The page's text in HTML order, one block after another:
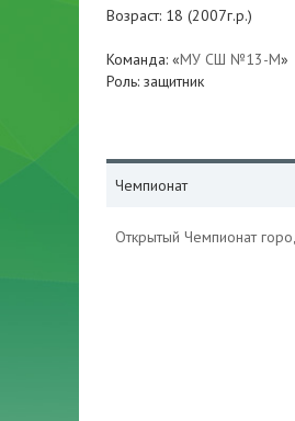
Возраст: 18 (2007г.р.)
Команда: «МУ СШ №13-М»
Роль: защитник
Чемпионат
Открытый Чемпионат